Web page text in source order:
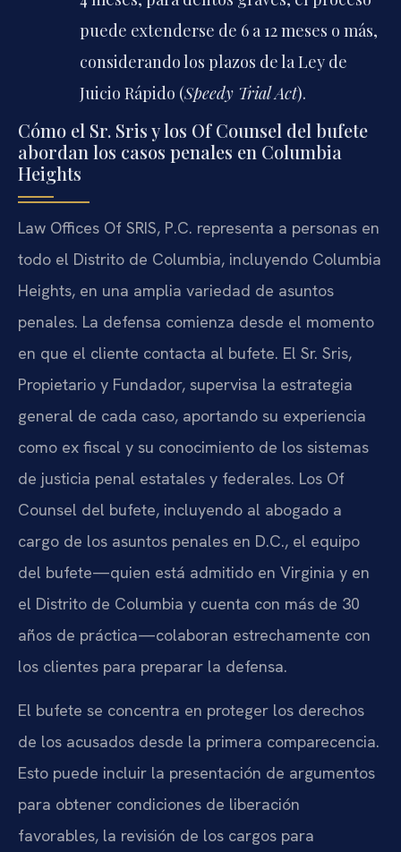
puede extenderse de 6 a 12 meses o más,
considerando los plazos de la Ley de
Juicio Rápido (Speedy Trial Act).
Cómo el Sr. Sris y los Of Counsel del bufete
abordan los casos penales en Columbia
Heights
Law Offices Of SRIS, P.C. representa a personas en
todo el Distrito de Columbia, incluyendo Columbia
Heights, en una amplia variedad de asuntos
penales. La defensa comienza desde el momento
en que el cliente contacta al bufete. El Sr. Sris,
Propietario y Fundador, supervisa la estrategia
general de cada caso, aportando su experiencia
como ex fiscal y su conocimiento de los sistemas
de justicia penal estatales y federales. Los Of
Counsel del bufete, incluyendo al abogado a
cargo de los asuntos penales en D.C., el equipo
del bufete—quien está admitido en Virginia y en
el Distrito de Columbia y cuenta con más de 30
años de práctica—colaboran estrechamente con
los clientes para preparar la defensa.
El bufete se concentra en proteger los derechos
de los acusados desde la primera comparecencia.
Esto puede incluir la presentación de argumentos
para obtener condiciones de liberación
favorables, la revisión de los cargos para